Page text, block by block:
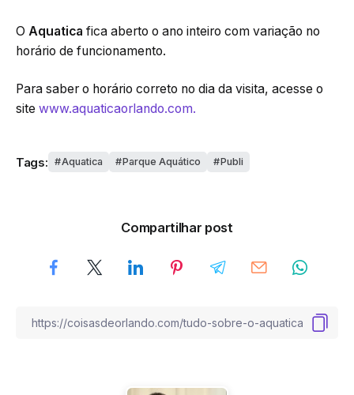
O Aquatica fica aberto o ano inteiro com variação no
horário de funcionamento.
Para saber o horário correto no dia da visita, acesse o
site www.aquaticaorlando.com.
Tags: Aquatica Parque Aquático Publi
Compartilhar post